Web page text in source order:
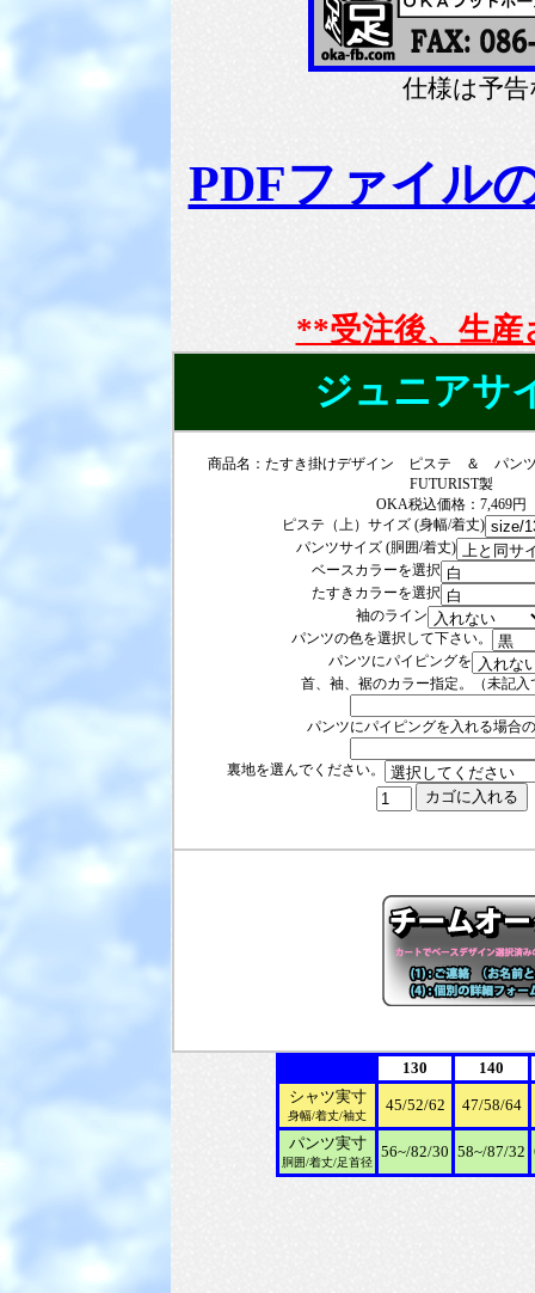
仕様は予
PDFファイル
**受注後、生産
ジュニアサ
商品名：たすき掛けデザイン ピステ ＆ パ
FUTURIST製
OKA税込価格：7,469円
ピステ（上）サイズ (身幅/着丈)
パンツサイズ (胴囲/着丈)
ベースカラーを選択
たすきカラーを選択
袖のライン
パンツの色を選択して下さい。
パンツにパイピングを
首、袖、裾のカラー指定。（未記入
パンツにパイピングを入れる場合
裏地を選んでください。
130
140
シャツ実寸
身幅/着丈/袖丈
45/52/62 47/58/64
パンツ実寸
胴囲/着丈/足首径
56~/82/30 58~/87/32